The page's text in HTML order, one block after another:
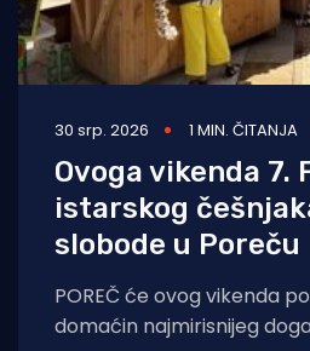
30 srp. 2026 1 MIN. ČITANJA
Ovoga vikenda 7.
istarskog
slobode u Poreču
POREČ će ovog vikenda
domaćin najmirisnijeg